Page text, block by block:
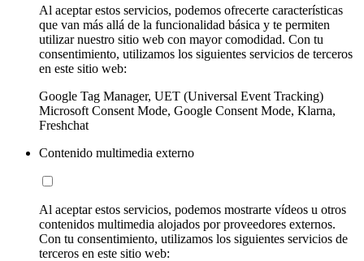
Al aceptar estos servicios, podemos ofrecerte características
que van más allá de la funcionalidad básica y te permiten
utilizar nuestro sitio web con mayor comodidad. Con tu
consentimiento, utilizamos los siguientes servicios de terceros
en este sitio web:
Google Tag Manager, UET (Universal Event Tracking)
Microsoft Consent Mode, Google Consent Mode, Klarna,
Freshchat
Contenido multimedia externo
Al aceptar estos servicios, podemos mostrarte vídeos u otros
contenidos multimedia alojados por proveedores externos.
Con tu consentimiento, utilizamos los siguientes servicios de
terceros en este sitio web: